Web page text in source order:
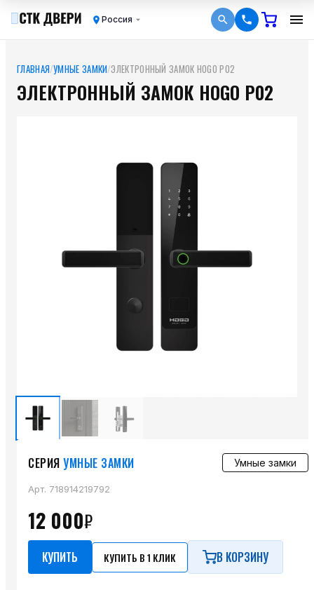
Россия
ГЛАВНАЯ/УМНЫЕ ЗАМКИ/ЭЛЕКТРОННЫЙ ЗАМОК HOGO P02
ЭЛЕКТРОННЫЙ ЗАМОК HOGO P02
СЕРИЯ УМНЫЕ ЗАМКИ Умные замки
Арт. 718914219792
12 000₽
КУПИТЬ КУПИТЬ В 1 КЛИК В КОРЗИНУ